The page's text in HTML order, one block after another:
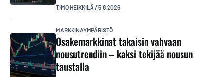
TIMO HEIKKILÄ /5.8.2026
MARKKINAYMPÄRISTÖ
Osakemarkkinat takaisin vahvaan
nousutrendiin – kaksi tekijää nousun
taustalla